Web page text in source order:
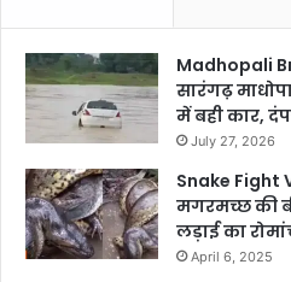
Madhopali
सारंगढ़
में बही कार,
July 27, 2026
Snake Fight
मगरमच्छ की
लड़ाई का
April 6, 2025